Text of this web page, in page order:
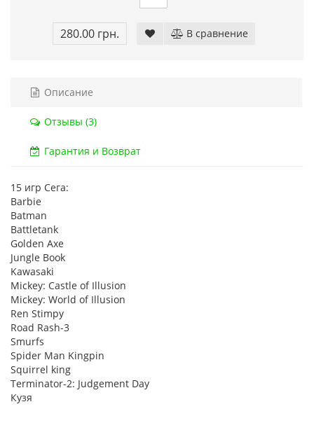
280.00 грн. В сравнение
Описание
Отзывы (3)
Гарантия и Возврат
15 игр Сега:
Barbie
Batman
Battletank
Golden Axe
Jungle Book
Kawasaki
Mickey: Castle of Illusion
Mickey: World of Illusion
Ren Stimpy
Road Rash-3
Smurfs
Spider Man Kingpin
Squirrel king
Terminator-2: Judgement Day
Кузя